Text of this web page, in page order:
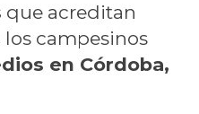
que acreditan
campesinos
en Córdoba,